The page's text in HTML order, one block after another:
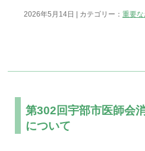
2026年5月14日 | カテゴリー：重要
第302回宇部市医師会
について